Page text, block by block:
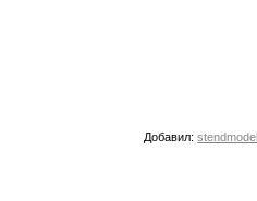
Добавил:stendmodel